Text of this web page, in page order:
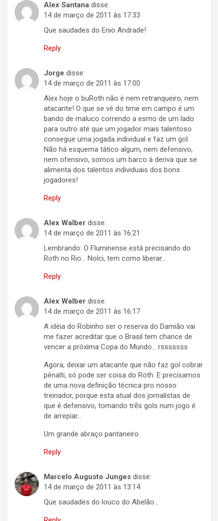
Alex Santana disse:
14 de março de 2011 às 17:33
Que saudades do Enio Andrade!
Reply
Jorge disse:
14 de março de 2011 às 17:00
Alex hoje o buRoth não é nem retranqueiro, nem
atacante! O que se vê do time em campo é um
bando de maluco correndo a esmo de um lado
para outro até que um jogador mais talentoso
consegue uma jogada individual e faz um gol.
Não há esquema tático algum, nem defensivo,
nem ofensivo, somos um barco à deriva que se
alimenta dos talentos individuais dos bons
jogadores!
Reply
Alex Walber disse:
14 de março de 2011 às 16:21
Lembrando: O Fluminense está precisando do
Roth no Rio… Nolci, tem como liberar…
Reply
Alex Walber disse:
14 de março de 2011 às 16:17
A idéia do Robinho ser o reserva do Damião vai
me fazer acreditar que o Brasil tem chance de
vencer a próxima Copa do Mundo… rsssssss
Agora, deixar um atacante que não faz gol cobrar
pênalti, só pode ser coisa do Roth. E precisamos
de uma nova definição técnica pro nosso
treinador, porque esta atual dos jornalistas de
que é defensivo, tomando trẽs gols num jogo é
de arrepiar…
Um grande abraço pantaneiro.
Reply
Marcelo Augusto Junges disse:
14 de março de 2011 às 13:14
Que saudades do louco do Abelão…